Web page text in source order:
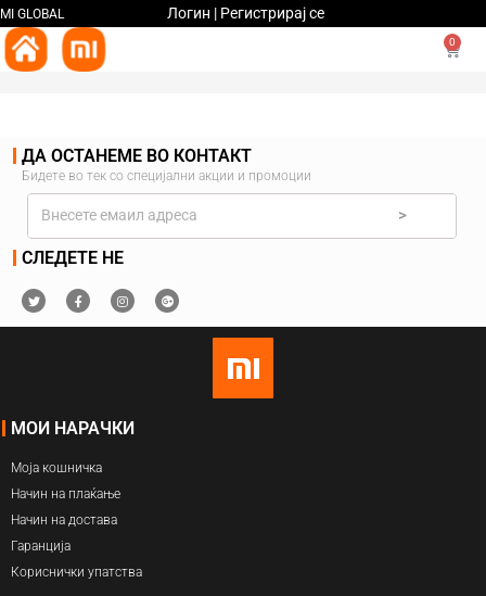
MI GLOBAL Логин | Регистрирај се
0
ДА ОСТАНЕМЕ ВО КОНТАКТ
Бидете во тек со специјални акции и промоции
>
СЛЕДЕТЕ НЕ
МОИ НАРАЧКИ
Моја кошничка
Начин на плаќање
Начин на достава
Гаранција
Кориснички упатства